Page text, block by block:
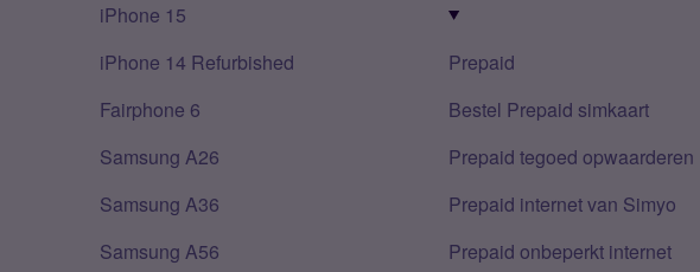
iPhone 15
iPhone 14 Refurbished
Fairphone 6
Samsung A26
Samsung A36
Samsung A56
Prepaid
Bestel Prepaid simkaart
Prepaid tegoed opwaarderen
Prepaid internet van Simyo
Prepaid onbeperkt internet